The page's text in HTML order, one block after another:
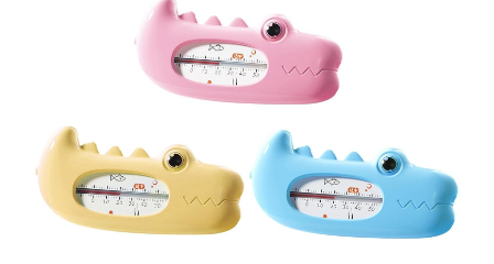
Masini batut stalpi si accesorii
Casute gradina si cutii depozitare
Mobilier gradina
Corturi, Prelate si plase de
umbrire